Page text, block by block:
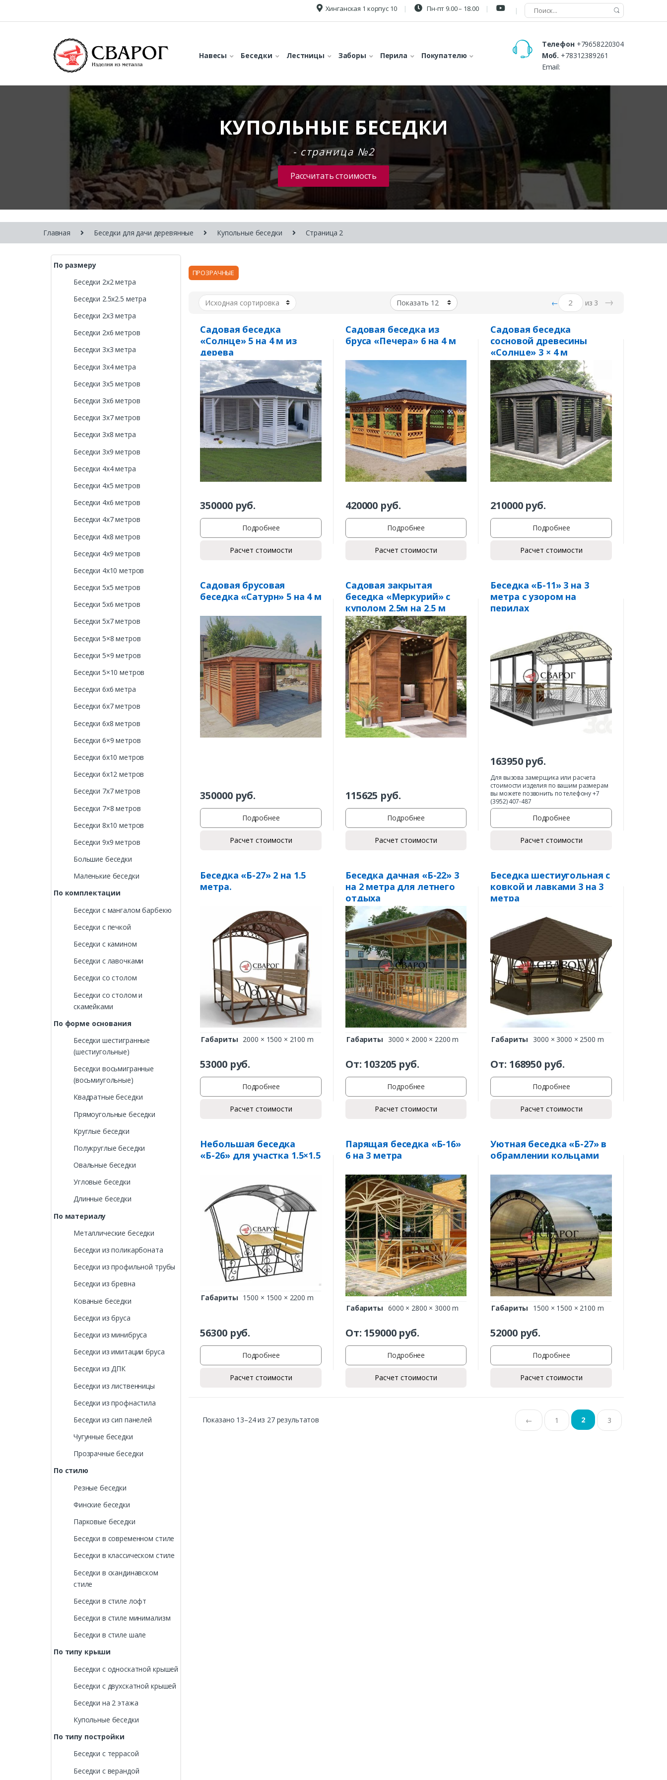
Заказать
Ваше имя*
Хинганская 1 корпус 10 Пн-пт 9.00 – 18.00
Навесы Беседки Лестницы Заборы Перила Покупателю
Телефон +79658220304
Моб. +78312389261
Email:
КУПОЛЬНЫЕ БЕСЕДКИ
- страница №2
Рассчитать стоимость
Главная Беседки для дачи деревянные Купольные беседки Страница 2
ПРОЗРАЧНЫЕ
← из 3 →
Садовая беседка
«Солнце» 5 на 4 м из
дерева
350000руб.
Подробнее
Расчет стоимости
Садовая беседка из
бруса «Печера» 6 на 4 м
420000 руб.
Подробнее
Расчет стоимости
Садовая беседка
сосновой древесины
«Солнце» 3 × 4 м
210000руб.
Подробнее
Расчет стоимости
Садовая брусовая
беседка «Сатурн» 5 на 4 м
350000руб.
Подробнее
Расчет стоимости
Садовая закрытая
беседка «Меркурий» с
куполом 2,5м на 2,5 м
115625 руб.
Подробнее
Расчет стоимости
Беседка «Б-11» 3 на 3
метра с узором на
перилах
163950руб.
Для вызова замерщика или расчета
стоимости изделия по вашим размерам
вы можете позвонить по телефону +7
(3952) 407-487
Подробнее
Расчет стоимости
Беседка «Б-27» 2 на 1.5
метра.
Габариты 2000 × 1500 × 2100 m
53000руб.
Подробнее
Расчет стоимости
Беседка дачная «Б-22» 3
на 2 метра для летнего
отдыха
Габариты 3000 × 2000 × 2200 m
От: 103205 руб.
Подробнее
Расчет стоимости
Беседка шестиугольная с
ковкой и лавками 3 на 3
метра
Габариты 3000 × 3000 × 2500 m
От: 168950 руб.
Подробнее
Расчет стоимости
Небольшая беседка
«Б-26» для участка 1.5×1.5
Габариты 1500 × 1500 × 2200 m
56300руб.
Подробнее
Расчет стоимости
Парящая беседка «Б-16»
6 на 3 метра
Габариты 6000 × 2800 × 3000 m
От: 159000руб.
Подробнее
Расчет стоимости
Уютная беседка «Б-27» в
обрамлении кольцами
Габариты 1500 × 1500 × 2100 m
52000руб.
Подробнее
Расчет стоимости
Показано 13–24 из 27 результатов ← 1 2 3
По размеру
Беседки 2х2 метра
Беседки 2.5х2.5 метра
Беседки 2х3 метра
Беседки 2х6 метров
Беседки 3х3 метра
Беседки 3х4 метра
Беседки 3х5 метров
Беседки 3х6 метров
Беседки 3х7 метров
Беседки 3х8 метра
Беседки 3х9 метров
Беседки 4х4 метра
Беседки 4х5 метров
Беседки 4х6 метров
Беседки 4х7 метров
Беседки 4х8 метров
Беседки 4х9 метров
Беседки 4х10 метров
Беседки 5х5 метров
Беседки 5х6 метров
Беседки 5х7 метров
Беседки 5×8 метров
Беседки 5×9 метров
Беседки 5×10 метров
Беседки 6х6 метра
Беседки 6х7 метров
Беседки 6х8 метров
Беседки 6×9 метров
Беседки 6х10 метров
Беседки 6х12 метров
Беседки 7х7 метров
Беседки 7×8 метров
Беседки 8х10 метров
Беседки 9х9 метров
Большие беседки
Маленькие беседки
По комплектации
Беседки с мангалом барбекю
Беседки с печкой
Беседки с камином
Беседки с лавочками
Беседки со столом
Беседки со столом и
скамейками
По форме основания
Беседки шестигранные
(шестиугольные)
Беседки восьмигранные
(восьмиугольные)
Квадратные беседки
Прямоугольные беседки
Круглые беседки
Полукруглые беседки
Овальные беседки
Угловые беседки
Длинные беседки
По материалу
Металлические беседки
Беседки из поликарбоната
Беседки из профильной трубы
Беседки из бревна
Кованые беседки
Беседки из бруса
Беседки из минибруса
Беседки из имитации бруса
Беседки из ДПК
Беседки из лиственницы
Беседки из профнастила
Беседки из сип панелей
Чугунные беседки
Прозрачные беседки
По стилю
Резные беседки
Финские беседки
Парковые беседки
Беседки в современном стиле
Беседки в классическом стиле
Беседки в скандинавском
стиле
Беседки в стиле лофт
Беседки в стиле минимализм
Беседки в стиле шале
По типу крыши
Беседки с односкатной крышей
Беседки с двухскатной крышей
Беседки на 2 этажа
Купольные беседки
По типу постройки
Беседки с террасой
Беседки с верандой